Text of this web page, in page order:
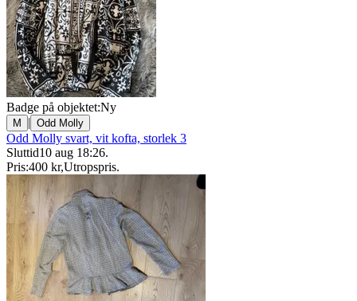
Badge på objektet:Ny
M | Odd Molly
Odd Molly svart, vit kofta, storlek 3
Sluttid10 aug 18:26.
Pris:400 kr,Utropspris.